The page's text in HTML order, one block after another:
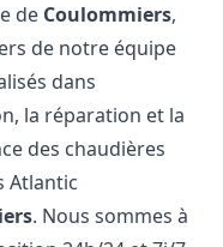
de Coulommiers,
de notre équipe
dans
la réparation et la
des chaudières
Atlantic
. Nous sommes à